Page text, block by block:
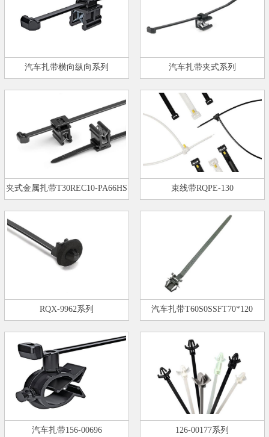
汽车扎带横向纵向系列 汽车扎带夹式系列
夹式金属扎带T30REC10-PA66HS 束线带RQPE-130
RQX-9962系列 汽车扎带T60S0SSFT70*120
汽车扎带156-00696 126-00177系列